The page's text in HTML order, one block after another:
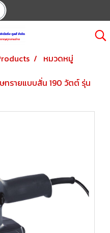
หมวดหมู่
ษทรายแบบสั่น 190 วัตต์ รุ่น